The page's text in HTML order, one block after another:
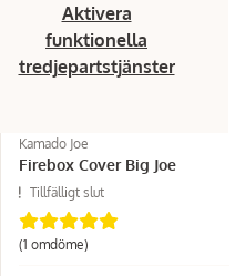
Aktivera
funktionella
tredjepartstjänster
Kamado Joe
Firebox Cover Big Joe
Tillfälligt slut
(1 omdöme)